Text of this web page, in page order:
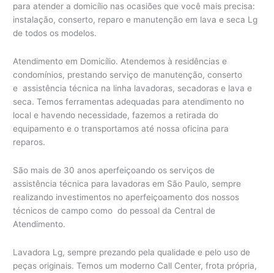
para atender a domicílio nas ocasiões que você mais precisa:
instalação, conserto, reparo e manutenção em lava e seca Lg
de todos os modelos.
Atendimento em Domicílio. Atendemos à residências e
condomínios, prestando serviço de manutenção, conserto
e assistência técnica na linha lavadoras, secadoras e lava e
seca. Temos ferramentas adequadas para atendimento no
local e havendo necessidade, fazemos a retirada do
equipamento e o transportamos até nossa oficina para
reparos.
São mais de 30 anos aperfeiçoando os serviços de
assistência técnica para lavadoras em São Paulo, sempre
realizando investimentos no aperfeiçoamento dos nossos
técnicos de campo como do pessoal da Central de
Atendimento.
Lavadora Lg, sempre prezando pela qualidade e pelo uso de
peças originais. Temos um moderno Call Center, frota própria,